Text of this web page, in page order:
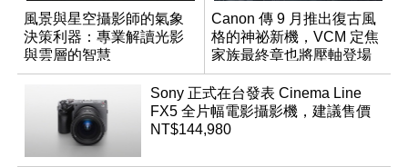
風景與星空攝影師的氣象
決策利器：專業解讀光影
與雲層的智慧
App「Atmos」登場
Canon 傳 9 月推出復古風
格的神祕新機，VCM 定焦
家族最終章也將壓軸登場
Sony 正式在台發表 Cinema Line
FX5 全片幅電影攝影機，建議售價
NT$144,980